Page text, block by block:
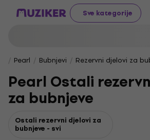
Sve kategorije
Pearl Bubnjevi Rezervni djelovi za
Pearl Ostali
za bubnjeve
Ostali rezervni djelovi za
bubnjeve - svi